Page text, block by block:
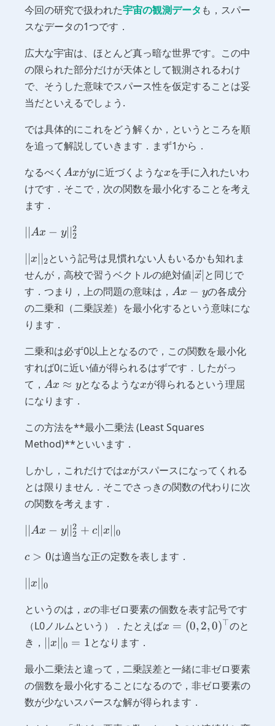
0,
\dots
今回の研究で扱われた宇宙の観測データ も，スパー
スなデータの1つです．
広大な宇宙は、ほとんど真っ暗な世界です。この中
の限られた部分だけが天体として観測されるわけ
で、そうした意味でスパース性を仮定することは妥
当だといえるでしょう.
では具体的にこれをどう解くか，というところを順
を追って解説していきます．まず1から．
なるべく Ax
Axがy
yに近づくようなx
xを手に入れたいわ
けです．そこで，次の関数を最小化することを考え
ます．
||Ax -
Ax − y∣ ∣2
2
||x||_2
x 2という記号は見慣れない人もいるかも知れま
せんが，高校で習うベクトルの絶対値|\vec{x}|
x と同じで
す．つまり，上の問題の意味は， Ax
- y
Ax − yの各成分
の二乗和（二乗誤差）を最小化するという意味にな
ります．
二乗和は必ず0以上となるので，この関数を最小化
すれば0に近い値が得られるはずです．したがっ
て， Ax
\approx
Ax ≈ yとなるようなx
xが得られるという理屈
になります．
この方法を**最小二乗法 (Least Squares
Method)**といいます．
しかし，これだけではx
xがスパースになってくれる
とは限りません．そこでさっきの関数の代わりに次
の関数を考えます．
||Ax -
+ c
Ax − y∣ ∣2
2 + c∣∣ x 0
c
c > 0は適当な正の定数を表します．
||x||_0
x 0
というのは， x
xの非ゼロ要素の個数を表す記号です
（L0ノルムという）．たとえばx = (0,
x = (0, 2,0)⊤のと
き， ||x||_0
x 0 = 1となります．
最小二乗法と違って，二乗誤差と一緒に非ゼロ要素
の個数を最小化することになるので，非ゼロ要素の
数が少ないスパースな解が得られます．